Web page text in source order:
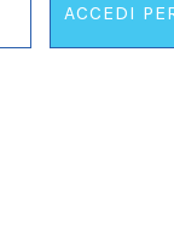
ACCEDI